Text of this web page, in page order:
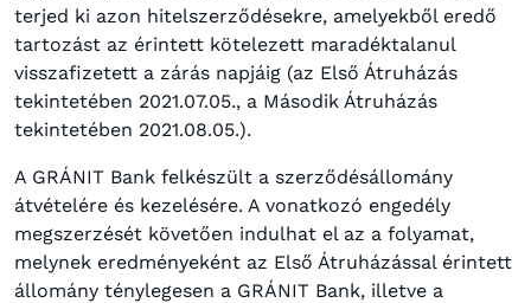
terjed ki azon hitelszerződésekre, amelyekből eredő
tartozást az érintett kötelezett maradéktalanul
visszafizetett a zárás napjáig (az Első Átruházás
tekintetében 2021.07.05., a Második Átruházás
tekintetében 2021.08.05.).
A GRÁNIT Bank felkészült a szerződésállomány
átvételére és kezelésére. A vonatkozó engedély
megszerzését követően indulhat el az a folyamat,
melynek eredményeként az Első Átruházással érintett
állomány ténylegesen a GRÁNIT Bank, illetve a